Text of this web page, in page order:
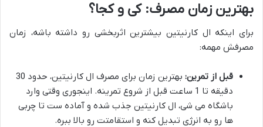
بهترین زمان مصرف: کی و کجا؟
برای اینکه ال کارنیتین بیشترین اثربخشی رو داشته باشه، زمان
مصرفش مهمه:
قبل از تمرین:
بهترین زمان برای مصرف ال کارنیتین، حدود 30
دقیقه تا 1 ساعت قبل از شروع تمرینه. اینجوری وقتی وارد
باشگاه می شی، ال کارنیتین جذب شده و آماده ست تا چربی
ها رو به انرژی تبدیل کنه و استقامتت رو بالا ببره.